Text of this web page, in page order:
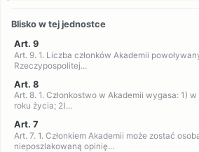
Blisko w tej jednostce
Art. 9
Art. 9. 1. Liczba członków Akademii
Rzeczypospolitej...
Art. 8
Art. 8. 1. Członkostwo w Akademii wygasa: 1)
roku życia; 2)...
Art. 7
Art. 7. 1. Członkiem Akademii może zostać
nieposzlakowaną opinię...